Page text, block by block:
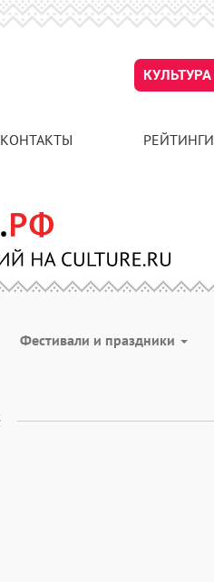
КУЛЬТУРА
КОНТАКТЫ РЕЙТИНГИ
Фестивали и праздники